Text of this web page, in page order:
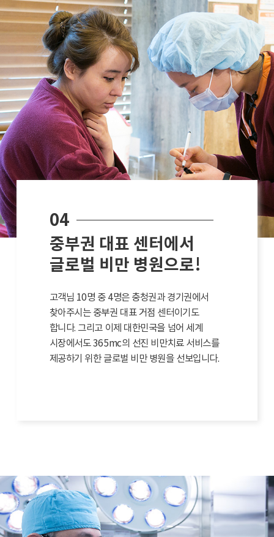
04
중부권 대표 센터에서
글로벌 비만 병원으로!
고객님 10명 중 4명은 충청권과 경기권에서
찾아주시는 중부권 대표 거점 센터이기도
합니다. 그리고 이제 대한민국을 넘어 세계
시장에서도 365mc의 선진 비만치료 서비스를
제공하기 위한 글로벌 비만 병원을 선보입니다.